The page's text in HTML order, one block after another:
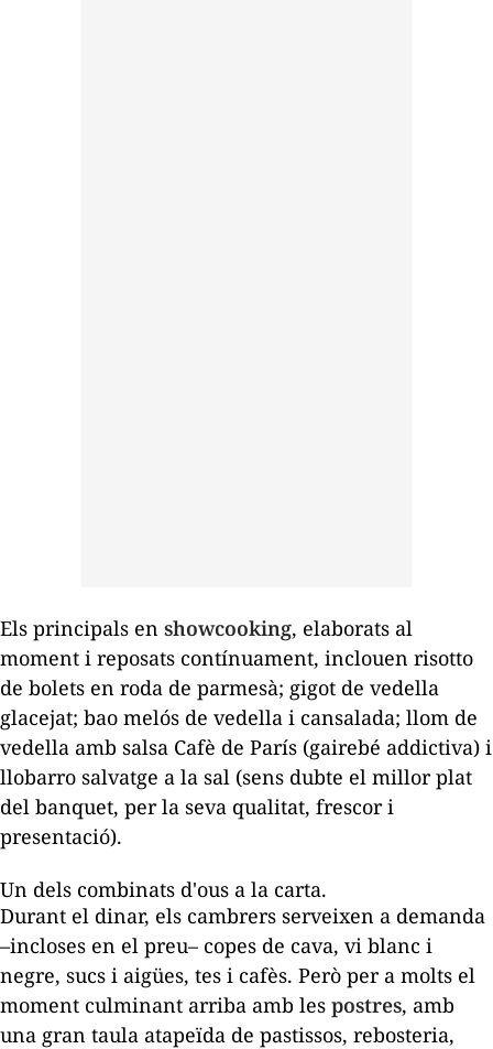
Els principals en showcooking, elaborats al
moment i reposats contínuament, inclouen risotto
de bolets en roda de parmesà; gigot de vedella
glacejat; bao melós de vedella i cansalada; llom de
vedella amb salsa Cafè de París (gairebé addictiva) i
llobarro salvatge a la sal (sens dubte el millor plat
del banquet, per la seva qualitat, frescor i
presentació).
Un dels combinats d'ous a la carta.
Durant el dinar, els cambrers serveixen a demanda
–incloses en el preu– copes de cava, vi blanc i
negre, sucs i aigües, tes i cafès. Però per a molts el
moment culminant arriba amb les postres, amb
una gran taula atapeïda de pastissos, rebosteria,